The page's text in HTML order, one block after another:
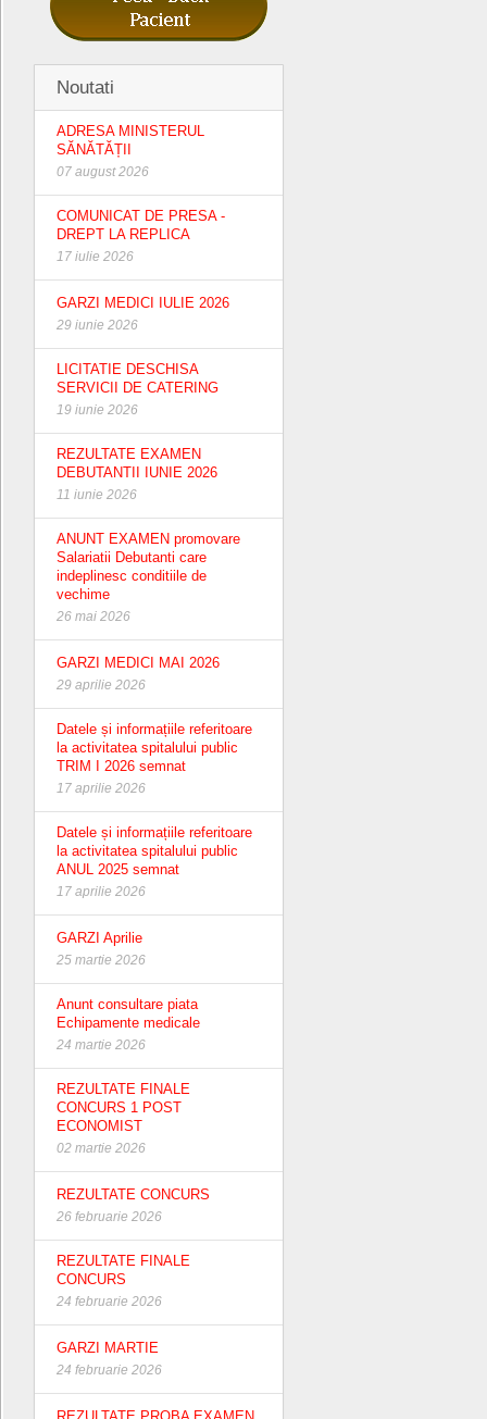
Noutati
ADRESA MINISTERUL
SĂNĂTĂȚII
07 august 2026
COMUNICAT DE PRESA -
DREPT LA REPLICA
17 iulie 2026
GARZI MEDICI IULIE 2026
29 iunie 2026
LICITATIE DESCHISA
SERVICII DE CATERING
19 iunie 2026
REZULTATE EXAMEN
DEBUTANTII IUNIE 2026
11 iunie 2026
ANUNT EXAMEN promovare
Salariatii Debutanti care
indeplinesc conditiile de
vechime
26 mai 2026
GARZI MEDICI MAI 2026
29 aprilie 2026
Datele și informațiile referitoare
la activitatea spitalului public
TRIM I 2026 semnat
17 aprilie 2026
Datele și informațiile referitoare
la activitatea spitalului public
ANUL 2025 semnat
17 aprilie 2026
GARZI Aprilie
25 martie 2026
Anunt consultare piata
Echipamente medicale
24 martie 2026
REZULTATE FINALE
CONCURS 1 POST
ECONOMIST
02 martie 2026
REZULTATE CONCURS
26 februarie 2026
REZULTATE FINALE
CONCURS
24 februarie 2026
GARZI MARTIE
24 februarie 2026